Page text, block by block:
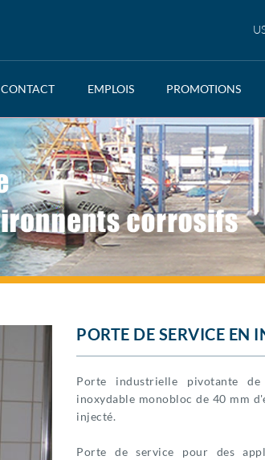
CONTACT EMPLOIS PROMOTIONS
PORTE DE SERVICE EN
Porte industrielle pivotante
inoxydable monobloc de 40 mm
injecté.
Porte de service pour des